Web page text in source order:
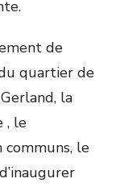
de
quartier de
la
, le
le